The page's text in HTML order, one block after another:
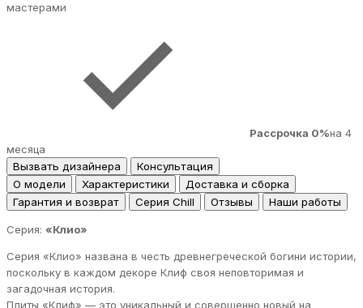
мастерами
Рассрочка 0%на 4
месяца
Вызвать дизайнера
Консультация
О модели
Характеристики
Доставка и сборка
Гарантия и возврат
Серия Chill Отзывы Наши работы
Серия: «Клио»
Серия «Клио» названа в честь древнегреческой богини истории,
поскольку в каждом декоре Клиф своя неповторимая и
загадочная история.
Плиты «Клиф» — это уникальный и совершенно новый на